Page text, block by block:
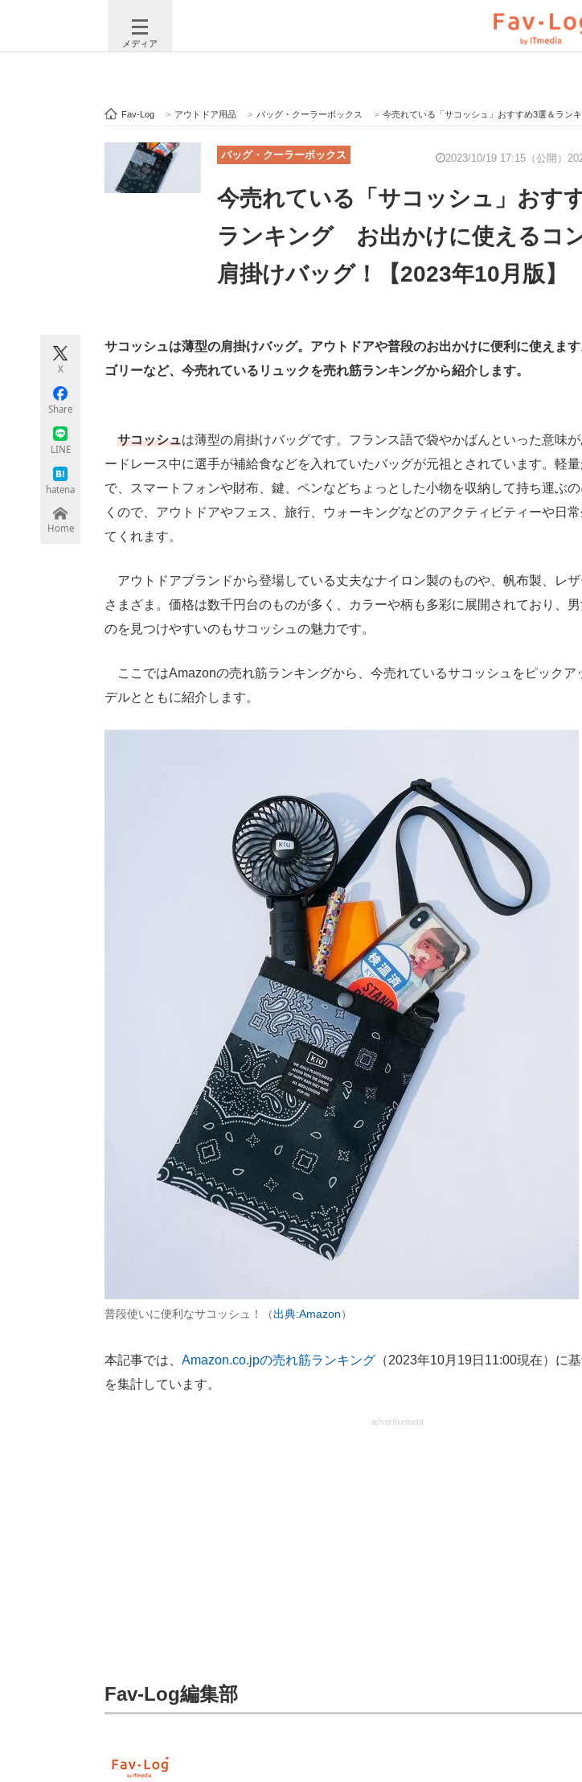
メディア
注目記事を集めた総合ページ ITの今と未来を見通す スマホと通信の最新トレ
ビジネスと働き方のヒント AI活用のいまが分かる 企業ITのトレンドを詳
ITエンジニア向け専門サイト 企業向けIT製品の総合サイト IT製品の技術・比較・事
モノづくり技術者専門サイト エレクトロニクス専門サイト 電子設計の基本と応
Fav-Log > アウトドア用品 > バッグ・クーラーボックス > 今売れている「サコッシュ」おすすめ3選＆ランキング お出かけに使えるコンパ
バッグ・クーラーボックス 2023/10/19 17:15（公開）
今売れている「サコッシュ」おす
ランキング お出かけに使えるコ
肩掛けバッグ！【2023年10月版】
X
Share
LINE
hatena
Home
サコッシュは薄型の肩掛けバッグ。アウトドアや普段のお出かけに便利に使えま
ゴリーなど、今売れているリュックを売れ筋ランキングから紹介します。
サコッシュは薄型の肩掛けバッグです。フランス語で袋やかばんといった意味
ードレース中に選手が補給食などを入れていたバッグが元祖とされています。軽量
で、スマートフォンや財布、鍵、ペンなどちょっとした小物を収納して持ち運ぶ
くので、アウトドアやフェス、旅行、ウォーキングなどのアクティビティーや日
てくれます。
アウトドアブランドから登場している丈夫なナイロン製のものや、帆布製、レ
さまざま。価格は数千円台のものが多く、カラーや柄も多彩に展開されており、
のを見つけやすいのもサコッシュの魅力です。
ここではAmazonの売れ筋ランキングから、今売れているサコッシュをピックア
デルとともに紹介します。
普段使いに便利なサコッシュ！（出典:Amazon）
本記事では、 Amazon.co.jpの売れ筋ランキング （2023年10月19日11:00現在）に
を集計しています。
advertisement
Fav-Log編集部